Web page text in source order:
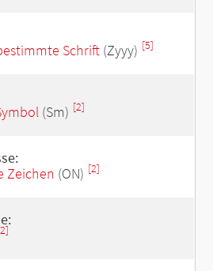
Schrift(Zyyy) [5]
(Sm) [2]
Zeichen (ON) [2]